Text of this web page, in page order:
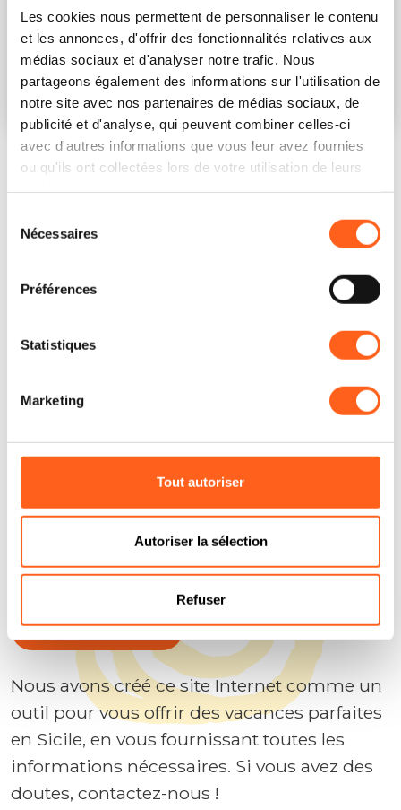
Les cookies nous permettent de personnaliser le contenu
et les annonces, d'offrir des fonctionnalités relatives aux
médias sociaux et d'analyser notre trafic. Nous
partageons également des informations sur l'utilisation de
notre site avec nos partenaires de médias sociaux, de
publicité et d'analyse, qui peuvent combiner celles-ci
avec d'autres informations que vous leur avez fournies
ou qu'ils ont collectées lors de votre utilisation de leurs
Nécessaires
Préférences
Statistiques
Marketing
Tout autoriser
Autoriser la sélection
Refuser
Cava Bue Marino a Favignana| © Archivio West of Sicily
Répondons à vos questions
Planifiez vos vacances
Contactez-nous
Nous avons créé ce site Internet comme un
outil pour vous offrir des vacances parfaites
en Sicile, en vous fournissant toutes les
informations nécessaires. Si vous avez des
doutes, contactez-nous !